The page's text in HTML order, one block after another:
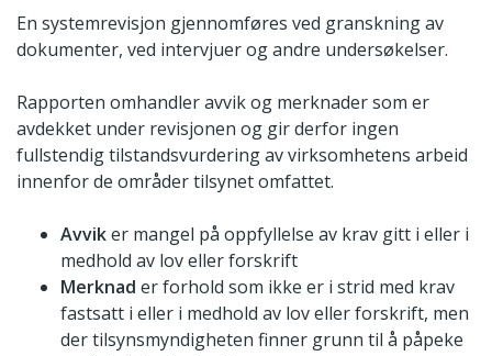
En systemrevisjon gjennomføres ved granskning av
dokumenter, ved intervjuer og andre undersøkelser.
Rapporten omhandler avvik og merknader som er
avdekket under revisjonen og gir derfor ingen
fullstendig tilstandsvurdering av virksomhetens arbeid
innenfor de områder tilsynet omfattet.
Avviker mangel på oppfyllelse av krav gitt i eller i
medhold av lov eller forskrift
Merknad er forhold som ikke er i strid med krav
fastsatt i eller i medhold av lov eller forskrift, men
der tilsynsmyndigheten finner grunn til å påpeke